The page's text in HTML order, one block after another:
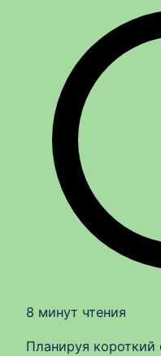
8 минут чтения
Планируя